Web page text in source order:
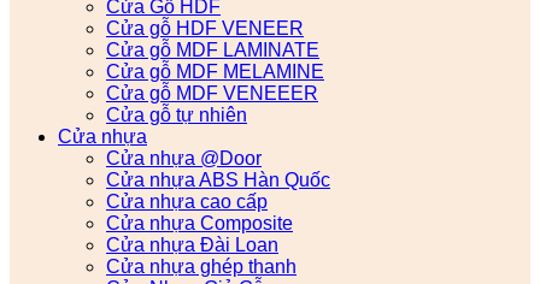
Cửa Gỗ HDF
Cửa gỗ HDF VENEER
Cửa gỗ MDF LAMINATE
Cửa gỗ MDF MELAMINE
Cửa gỗ MDF VENEEER
Cửa gỗ tự nhiên
Cửa nhựa
Cửa nhựa @Door
Cửa nhựa ABS Hàn Quốc
Cửa nhựa cao cấp
Cửa nhựa Composite
Cửa nhựa Đài Loan
Cửa nhựa ghép thanh